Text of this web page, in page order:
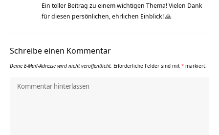
Ein toller Beitrag zu einem wichtigen Thema! Vielen Dank
für diesen persönlichen, ehrlichen Einblick! 🙏
Schreibe einen Kommentar
Deine E-Mail-Adresse wird nicht veröffentlicht. Erforderliche Felder sind mit * markiert.